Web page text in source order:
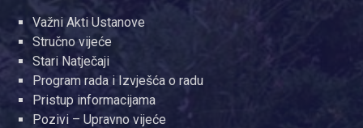
Važni Akti Ustanove
Stručno vijeće
Stari Natječaji
Program rada i Izvješća o radu
Pristup informacijama
Pozivi – Upravno vijeće